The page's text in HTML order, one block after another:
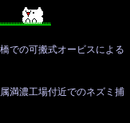
での可搬式オービスによる
満濃工場付近でのネズミ捕